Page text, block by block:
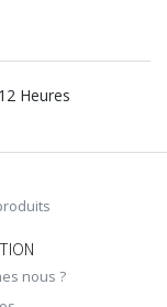
12 Heures
nous ?